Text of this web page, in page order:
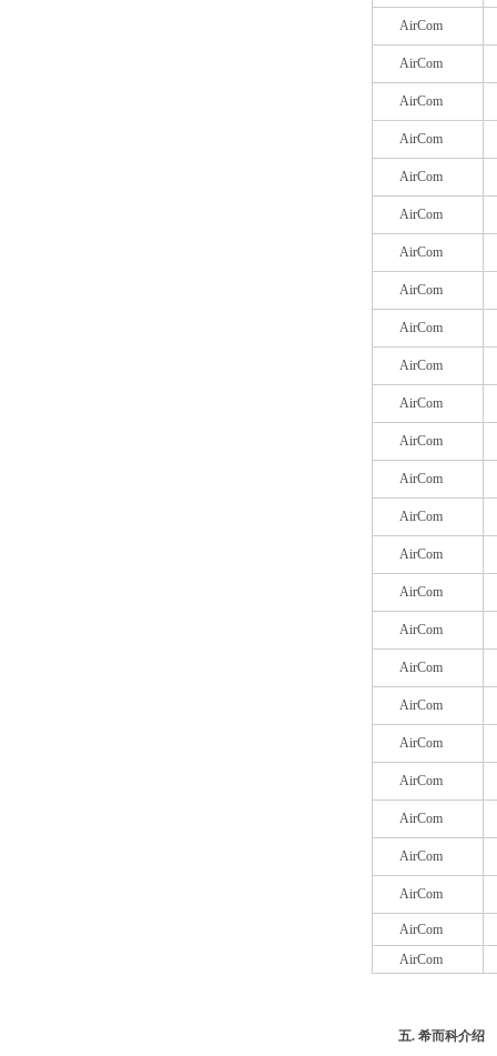
AirCom
AirCom
AirCom
AirCom
AirCom
AirCom
AirCom
AirCom
AirCom
AirCom
AirCom
AirCom
AirCom
AirCom
AirCom
AirCom
AirCom
AirCom
AirCom
AirCom
AirCom
AirCom
AirCom
AirCom
AirCom
AirCom
五. 希而科介绍